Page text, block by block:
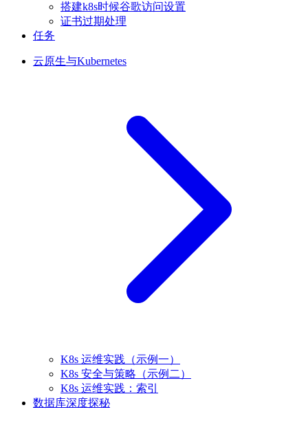
搭建k8s时候谷歌访问设置
证书过期处理
任务
云原生与Kubernetes
K8s 运维实践（示例一）
K8s 安全与策略（示例二）
K8s 运维实践：索引
数据库深度探秘